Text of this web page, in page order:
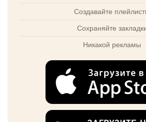
Создавайте
Сохраняйте
Никакой рекламы